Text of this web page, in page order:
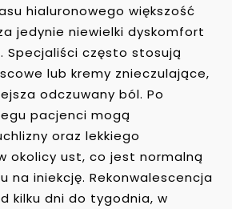
hialuronowego większość
jedynie niewielki dyskomfort
Specjaliści często stosują
lub kremy znieczulające,
odczuwany ból. Po
pacjenci mogą
oraz lekkiego
okolicy ust, co jest normalną
na iniekcję. Rekonwalescencja
kilku dni do tygodnia, w